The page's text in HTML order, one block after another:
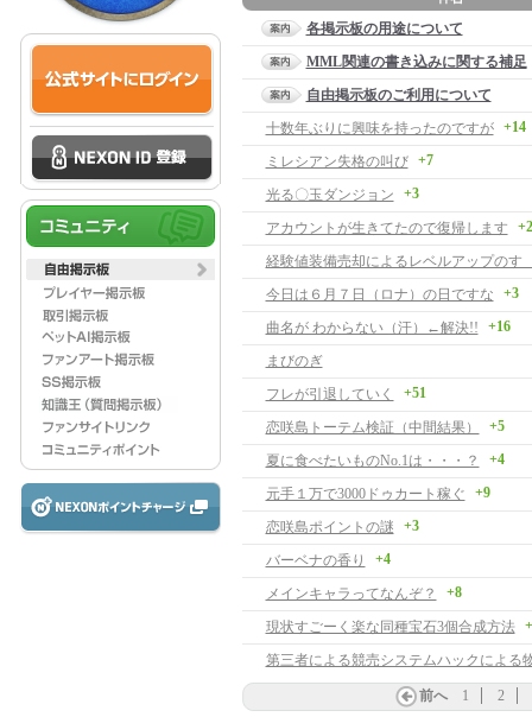
各掲示板の用途について
MML関連の書き込みに関する補足
自由掲示板のご利用について
十数年ぶりに興味を持ったのですが
+14
ミレシアン失格の叫び +7
光る〇玉ダンジョン +3
アカウントが生きてたので復帰します +2
経験値装備売却によるレベルアップのす
今日は６月７日（ロナ）の日ですな
+3
曲名が わからない（汗）←解決!! +16
まびのぎ
フレが引退していく
+51
恋咲島トーテム検証（中間結果） +5
夏に食べたいものNo.1は・・・？ +4
元手１万で3000ドゥカート稼ぐ +9
恋咲島ポイントの謎 +3
バーベナの香り +4
メインキャラってなんぞ？ +8
現状すごーく楽な同種宝石3個合成方法
前へ 1 2